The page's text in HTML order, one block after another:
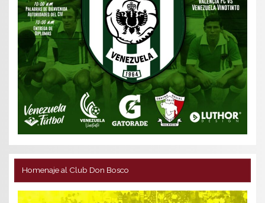
Homenaje al Club Don Bosco